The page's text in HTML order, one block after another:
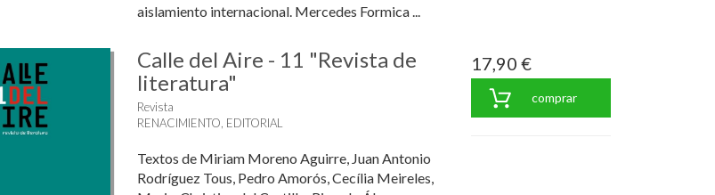
aislamiento internacional. Mercedes Formica ...
Calle del Aire - 11 "Revista de
literatura"
Revista
RENACIMIENTO, EDITORIAL
Textos de Miriam Moreno Aguirre, Juan Antonio
Rodríguez Tous, Pedro Amorós, Cecília Meireles,
17,90 €
comprar